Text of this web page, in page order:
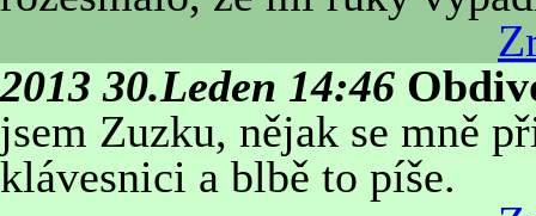
2013 30.Leden 14:46
jsem Zuzku, nějak se mně
klávesnici a blbě to píše.